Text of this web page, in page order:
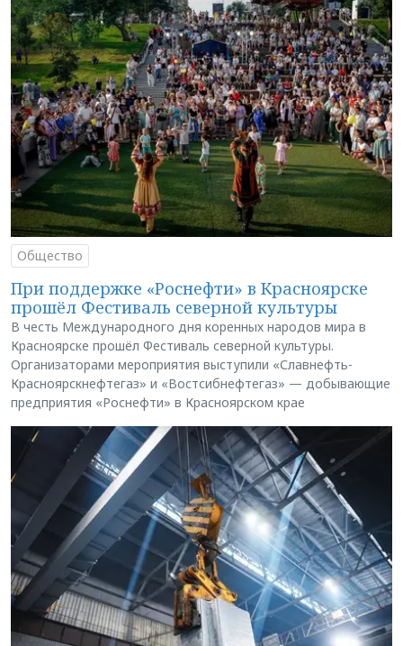
Общество
При поддержке «Роснефти» в Красноярске
прошёл Фестиваль северной культуры
В честь Международного дня коренных народов мира в
Красноярске прошёл Фестиваль северной культуры.
Организаторами мероприятия выступили «Славнефть-
Красноярскнефтегаз» и «Востсибнефтегаз» — добывающие
предприятия «Роснефти» в Красноярском крае